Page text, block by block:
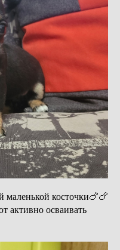
маленькой косточки🍗🍗
активно осваивать